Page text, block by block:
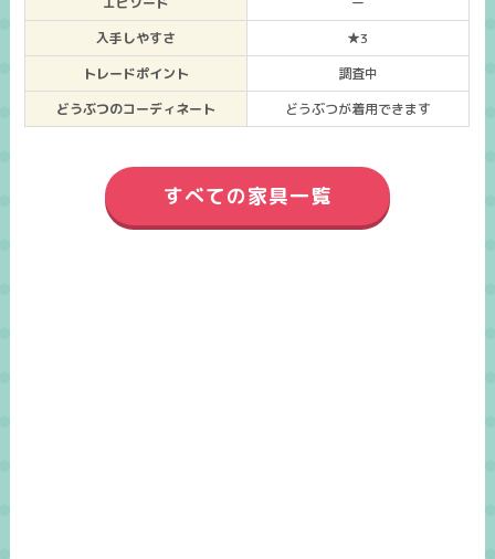
入手しやすさ
★3
トレードポイント
調査中
どうぶつのコーディネート
どうぶつが着用できます
すべての家具一覧